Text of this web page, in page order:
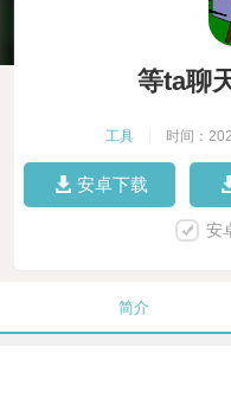
等ta聊
工具 时间：
安卓下载
安
简介